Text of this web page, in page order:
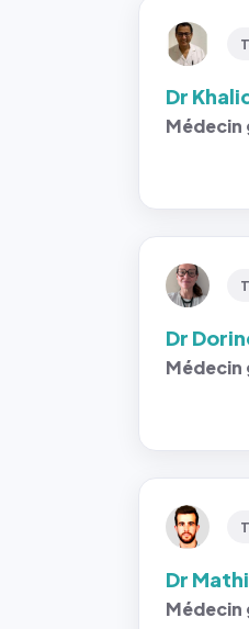
Dr
Médecin
Dr
Médecin
Dr
Médecin